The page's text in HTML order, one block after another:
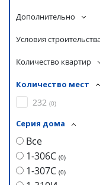
Дополнительно
Условия
Количество квартир
Количество мест
232 (0)
Серия дома
Все
1-306С (0)
1-307С (0)